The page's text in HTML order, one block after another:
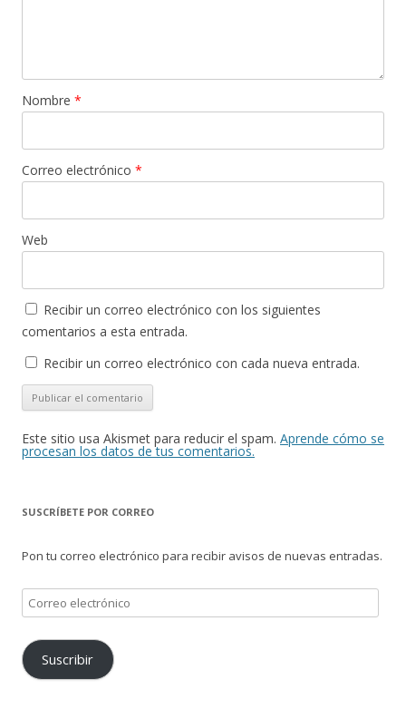
Nombre *
Correo electrónico *
Web
Recibir un correo electrónico con los siguientes
comentarios a esta entrada.
Recibir un correo electrónico con cada nueva entrada.
Este sitio usa Akismet para reducir el spam. Aprende cómo se
procesan los datos de tus comentarios.
SUSCRÍBETE POR CORREO
Pon tu correo electrónico para recibir avisos de nuevas entradas.
Correo
electrónico
Suscribir